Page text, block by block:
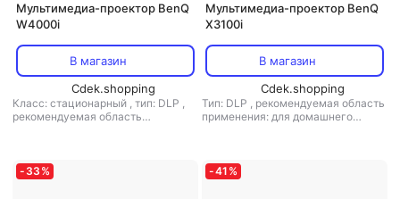
Мультимедиа-проектор BenQ
W4000i
В магазин
Cdek.shopping
Класс: стационарный , тип: DLP ,
рекомендуемая область
Мультимедиа-проектор BenQ
X3100i
В магазин
Cdek.shopping
Тип: DLP , рекомендуемая область
применения: для домашнего
- 33 % -41 %